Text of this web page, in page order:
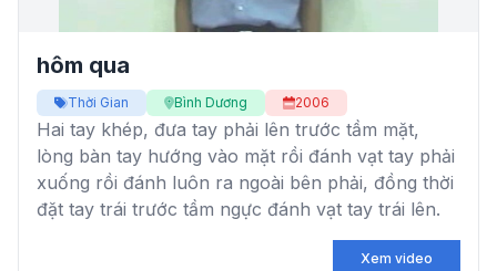
hôm qua
Thời Gian Bình Dương 2006
Hai tay khép, đưa tay phải lên trước tầm mặt,
lòng bàn tay hướng vào mặt rồi đánh vạt tay phải
xuống rồi đánh luôn ra ngoài bên phải, đồng thời
đặt tay trái trước tầm ngực đánh vạt tay trái lên.
Xem video